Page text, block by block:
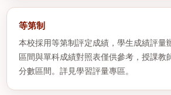
等第制
本校採用等第制評定成績，學生成績評量
區間與單科成績對照表僅供參考，授課教
分數區間。詳見學習評量專區。